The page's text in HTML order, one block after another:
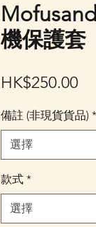
機保護套
HK$250.00價
備註 (非現貨貨品) *
選擇
款式 *
選擇